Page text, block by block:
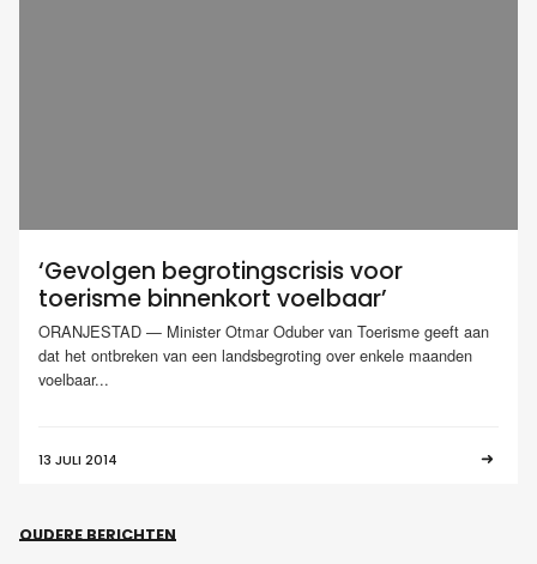
‘Gevolgen begrotingscrisis voor
toerisme binnenkort voelbaar’
ORANJESTAD — Minister Otmar Oduber van Toerisme geeft aan
dat het ontbreken van een landsbegroting over enkele maanden
voelbaar...
13 JULI 2014
OUDERE BERICHTEN